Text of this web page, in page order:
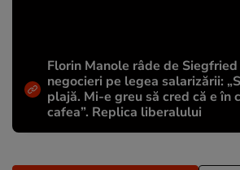
Florin Manole râde de
negocieri pe legea salarizării:
plajă. Mi-e greu să cred că e în
cafea”. Replica liberalului